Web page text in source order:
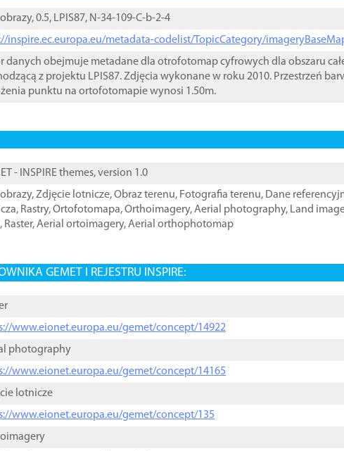
0.5, LPIS87, N-34-109-C-b-2-4
inspire.ec.europa.eu/metadata-codelist/TopicCategory/
danych obejmuje metadane dla otrofotomap cyfrowych dla obszaru
z projektu LPIS87. Zdjęcia wykonane w roku 2010. Przestrzeń
punktu na ortofotomapie wynosi 1.50m.
- INSPIRE themes, version 1.0
,Zdjęcie lotnicze,Obraz terenu, Fotografia terenu, Dane
, Rastry,Ortofotomapa,Orthoimagery,Aerial photography, Land
, Raster,Aerial ortoimagery,Aerial orthophotomap
GEMET I REJESTRU INSPIRE:
www.eionet.europa.eu/gemet/concept/14922
photography
www.eionet.europa.eu/gemet/concept/14165
lotnicze
www.eionet.europa.eu/gemet/concept/135